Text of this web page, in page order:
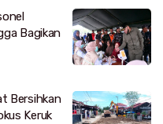
Bagikan
Bersihkan
Keruk